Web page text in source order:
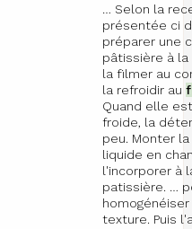
… Selon la
présentée ci
préparer une
pâtissière à la
la filmer au
la refroidir au
Quand elle
froide, la
peu. Monter
liquide en
l'incorporer à
patissière. …
homogénéiser
texture. Puis